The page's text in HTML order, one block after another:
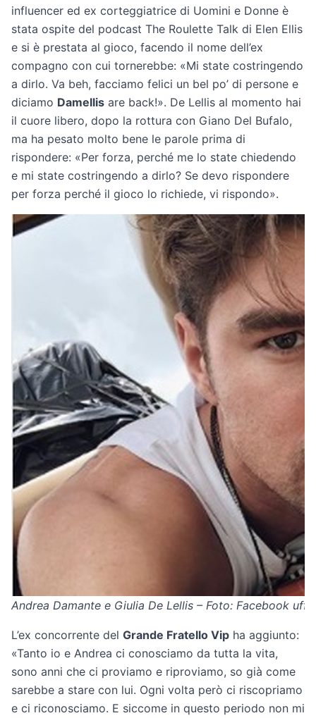
influencer ed ex corteggiatrice di Uomini e Donne è
stata ospite del podcast The Roulette Talk di Elen Ellis
e si è prestata al gioco, facendo il nome dell’ex
compagno con cui tornerebbe: «Mi state costringendo
a dirlo. Va beh, facciamo felici un bel po’ di persone e
diciamo Damellis are back!». De Lellis al momento hai
il cuore libero, dopo la rottura con Giano Del Bufalo,
ma ha pesato molto bene le parole prima di
rispondere: «Per forza, perché me lo state chiedendo
e mi state costringendo a dirlo? Se devo rispondere
per forza perché il gioco lo richiede, vi rispondo».
Andrea Damante e Giulia De Lellis – Foto: Facebook
L’ex concorrente del Grande Fratello Vip ha aggiunto:
«Tanto io e Andrea ci conosciamo da tutta la vita,
sono anni che ci proviamo e riproviamo, so già come
sarebbe a stare con lui. Ogni volta però ci riscopriamo
e ci riconosciamo. E siccome in questo periodo non mi